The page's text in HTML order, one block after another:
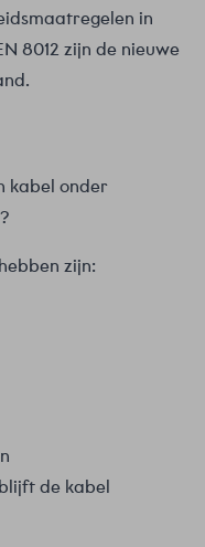
in
8012 zijn de nieuwe
kabel onder
zijn:
de kabel